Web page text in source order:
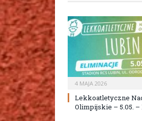
4 MAJA 2026
Lekkoatletyczne
Olimpijskie – 5.05. –